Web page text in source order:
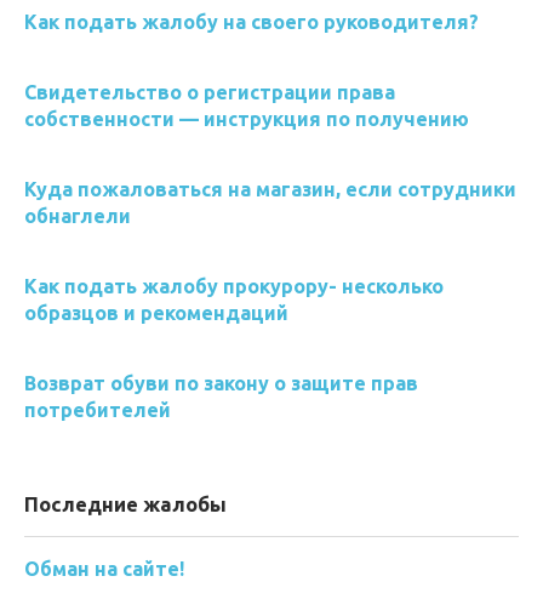
Как подать жалобу на своего руководителя?
Свидетельство о регистрации права
собственности — инструкция по получению
Куда пожаловаться на магазин, если сотрудники
обнаглели
Как подать жалобу прокурору- несколько
образцов и рекомендаций
Возврат обуви по закону о защите прав
потребителей
Последние жалобы
Обман на сайте!